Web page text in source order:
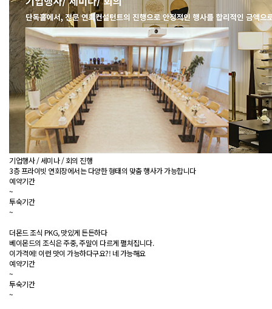
기업행사 / 세미나 / 회의 진행
3층 프라이빗 연회장에서는 다양한 형태의 맞춤 행사가 가능합니다
예약기간
~
투숙기간
~
더몬드 조식 PKG, 맛있게 든든하다
베이몬드의 조식은 주중, 주말이 다르게 펼쳐집니다.
이가격에! 이런 맛이 가능하다구요?! 네 가능해요
예약기간
~
투숙기간
~